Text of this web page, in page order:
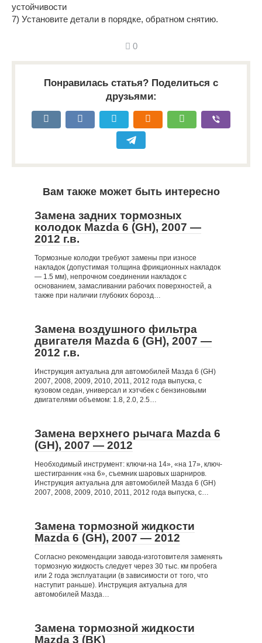
устойчивости
7) Установите детали в порядке, обратном снятию.
0
Понравилась статья? Поделиться с
друзьями:
Вам также может быть интересно
Замена задних тормозных
колодок Mazda 6 (GH), 2007 —
2012 г.в.
Тормозные колодки требуют замены при износе
накладок (допустимая толщина фрикционных накладок
— 1.5 мм), непрочном соединении накладок с
основанием, замасливании рабочих поверхностей, а
также при наличии глубоких борозд…
Замена воздушного фильтра
двигателя Mazda 6 (GH), 2007 —
2012 г.в.
Инструкция актуальна для автомобилей Мазда 6 (GH)
2007, 2008, 2009, 2010, 2011, 2012 года выпуска, с
кузовом седан, универсал и хэтчбек с бензиновыми
двигателями объемом: 1.8, 2.0, 2.5…
Замена верхнего рычага Mazda 6
(GH), 2007 — 2012
Необходимый инструмент: ключи-на 14», «на 17», ключ-
шестигранник «на 6», съемник шаровых шарниров.
Инструкция актуальна для автомобилей Мазда 6 (GH)
2007, 2008, 2009, 2010, 2011, 2012 года выпуска, с…
Замена тормозной жидкости
Mazda 6 (GH), 2007 — 2012
Согласно рекомендации завода-изготовителя заменять
тормозную жидкость следует через 30 тыс. км пробега
или 2 года эксплуатации (в зависимости от того, что
наступит раньше). Инструкция актуальна для
автомобилей Мазда…
Замена тормозной жидкости
Mazda 3 (BK)